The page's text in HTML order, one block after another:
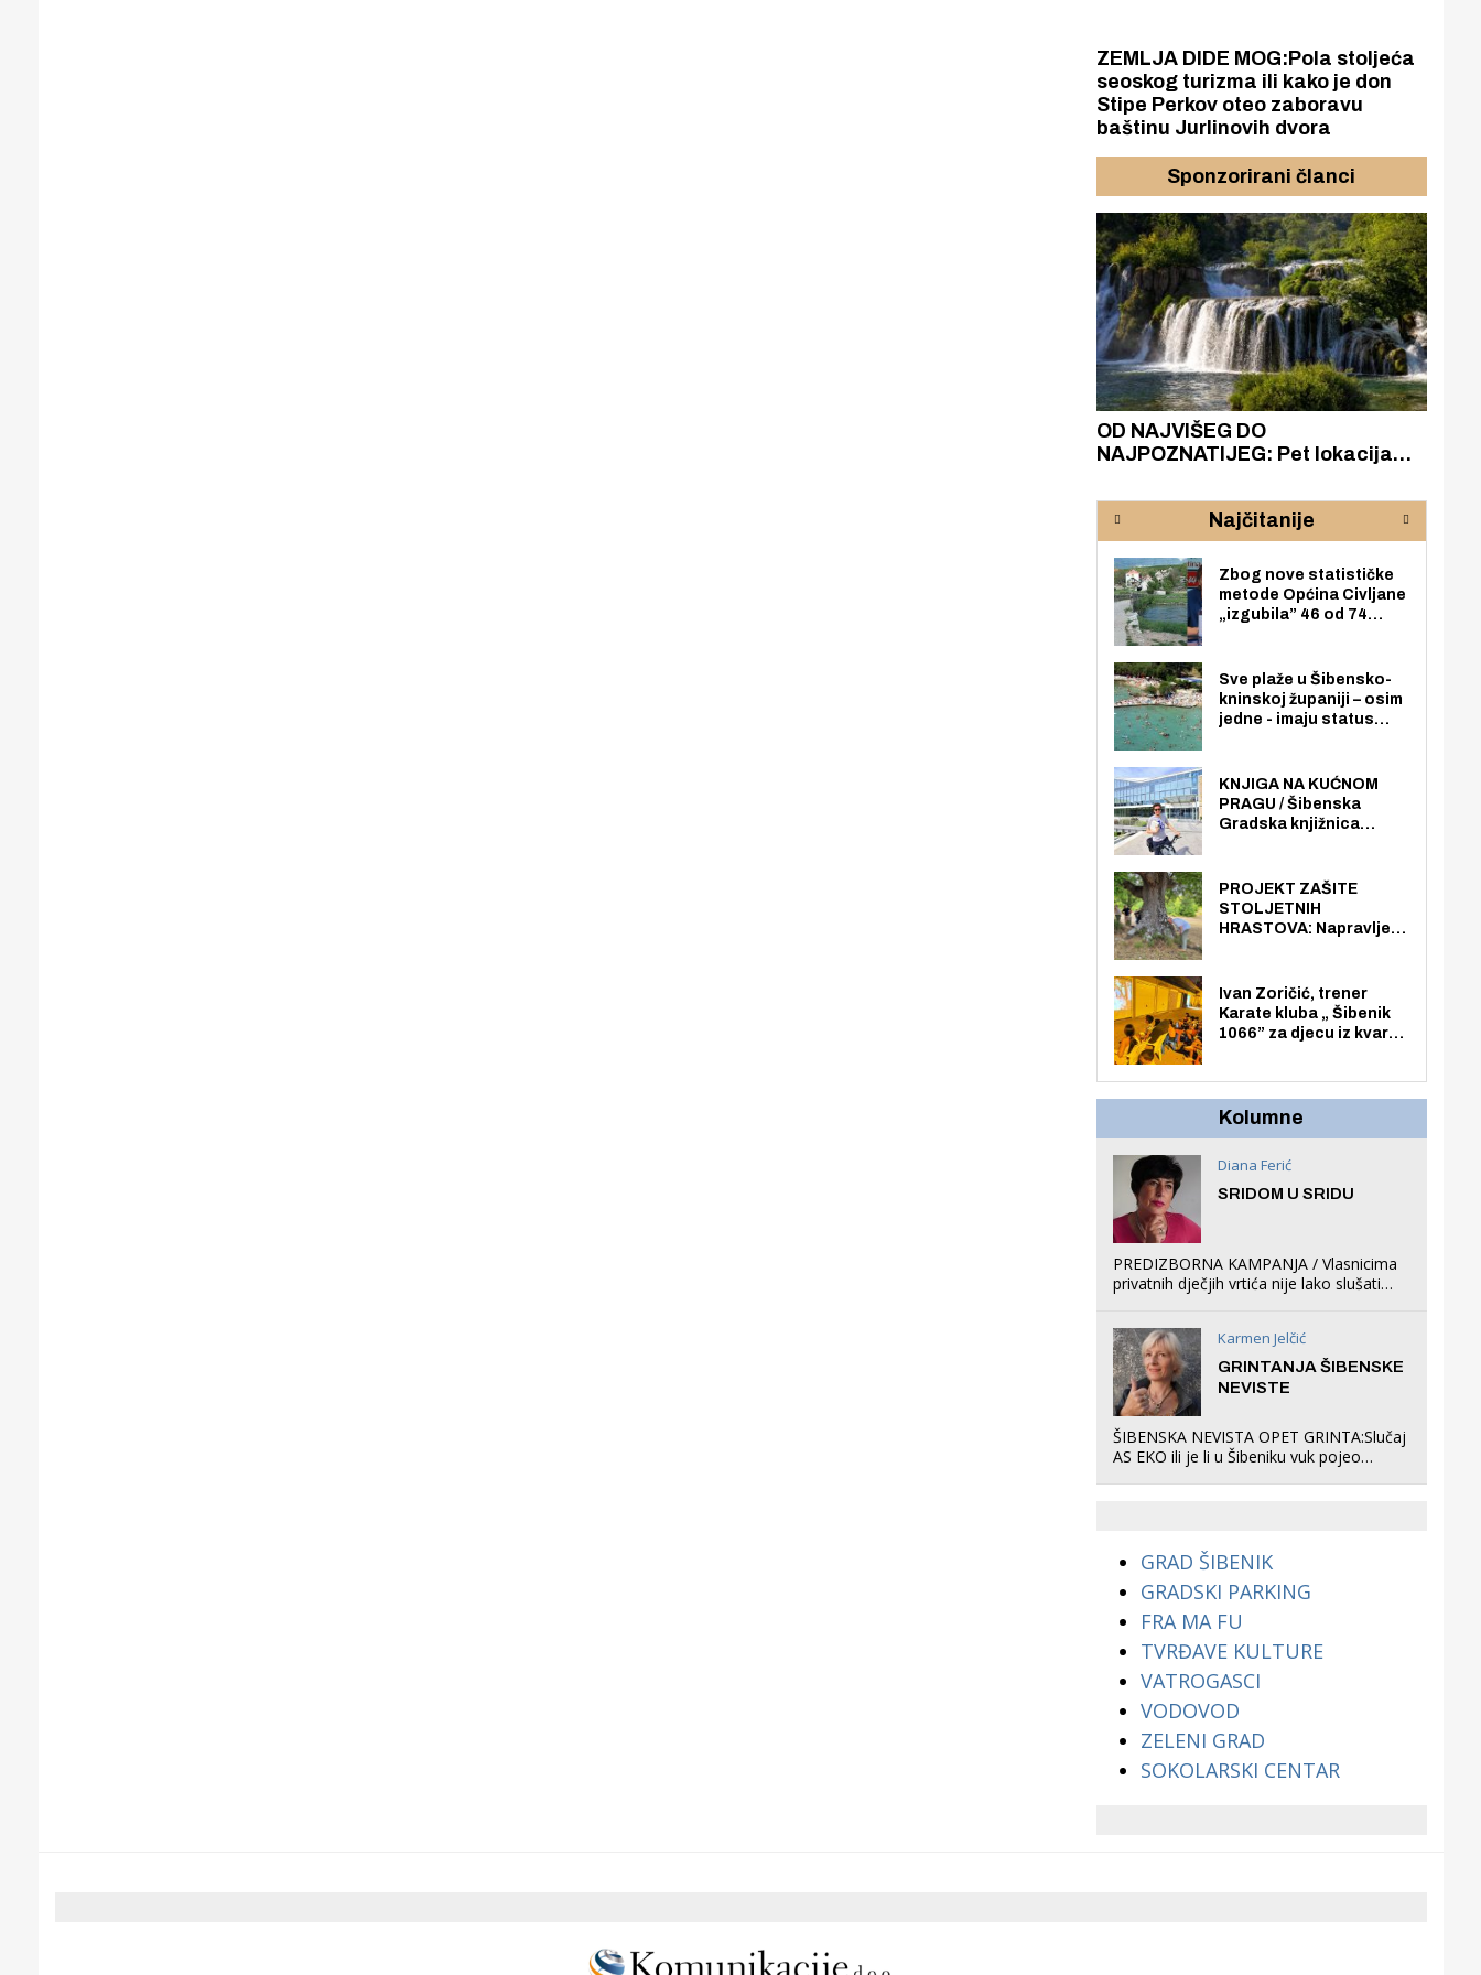
ZEMLJA DIDE MOG:Pola stoljeća
seoskog turizma ili kako je don
Stipe Perkov oteo zaboravu
baštinu Jurlinovih dvora
Sponzorirani članci
OD NAJVIŠEG DO
NAJPOZNATIJEG: Pet lokacija
rijeke Krke
Najčitanije
Zbog nove statističke
metode Općina Civljane
„izgubila” 46 od 74
nego radno sposobnih
osoba među svojih 170
stanovnika.
Sve plaže u Šibensko-
kninskoj županiji – osim
jedne - imaju status
općoj upotrebi. Pristup
je slobodan i besplatan
za sve građane i
KNJIGA NA KUĆNOM
PRAGU / Šibenska
Gradska knjižnica
knjiga na kućnu adresu
električnim biciklom.
PROJEKT ZAŠITE
STOLJETNIH
HRASTOVA: Napravljen
Zmajevac
Ivan Zoričić, trener
Karate kluba „ Šibenik
1066” za djecu iz kvarta
organizirao dječje
Kolumne
Diana Ferić
SRIDOM U SRIDU
PREDIZBORNA KAMPANJA / Vlasnicima
privatnih dječjih vrtića nije lako slušati
što oni rade u Šibeniku ne postoji
Karmen Jelčić
GRINTANJA ŠIBENSKE
NEVISTE
ŠIBENSKA NEVISTA OPET GRINTA:Slučaj
AS EKO ili je li u Šibeniku vuk pojeo
GRAD ŠIBENIK
GRADSKI PARKING
FRA MA FU
TVRĐAVE KULTURE
VATROGASCI
VODOVOD
ZELENI GRAD
SOKOLARSKI CENTAR